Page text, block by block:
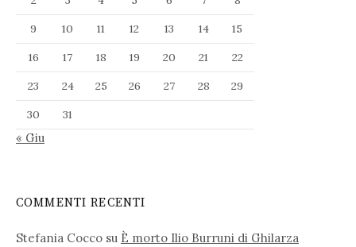
9
10 11 12 13 14
15
16
17 18 19 20 21
22
23
24 25 26 27 28
29
30
31
« Giu
COMMENTI RECENTI
Stefania Cocco su È morto Ilio Burruni di Ghilarza